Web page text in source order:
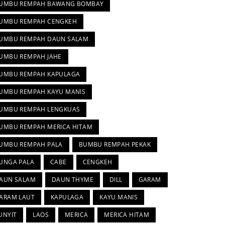
REMPAH BAWANG BOMBAY
REMPAH CENGKEH
REMPAH DAUN SALAM
REMPAH JAHE
REMPAH KAPULAGA
REMPAH KAYU MANIS
REMPAH LENGKUAS
REMPAH MERICA HITAM
REMPAH PALA BUMBU REMPAH PEKAK
PALA CABE CENGKEH
SALAM DAUN THYME DILL GARAM
LAUT KAPULAGA KAYU MANIS
LAOS MERICA MERICA HITAM